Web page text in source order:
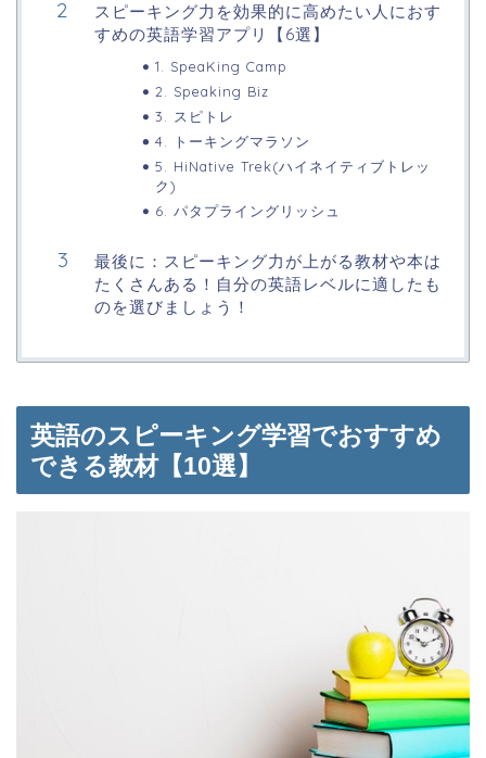
スピーキング力を効果的に高めたい人におす
すめの英語学習アプリ【6選】
1. SpeaKing Camp
2. Speaking Biz
3. スピトレ
4. トーキングマラソン
5. HiNative Trek(ハイネイティブトレッ
ク)
6. パタプライングリッシュ
最後に：スピーキング力が上がる教材や本は
たくさんある！自分の英語レベルに適したも
のを選びましょう！
英語のスピーキング学習でおすすめ
できる教材【10選】